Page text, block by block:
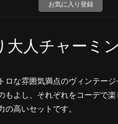
お気に入り登録
大人チャーミ
ロな雰囲気満点のヴィンテージ
もよし、それぞれをコーデで楽
の高いセットです。